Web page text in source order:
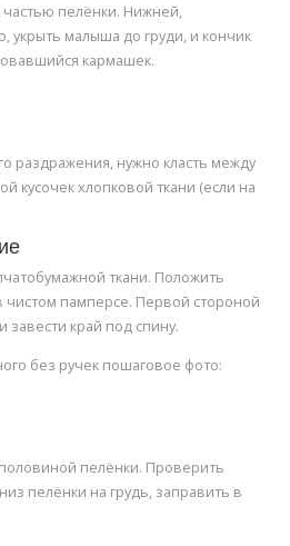
частью пелёнки. Нижней,
укрыть малыша до груди, и кончик
кармашек.
раздражения, нужно класть между
кусочек хлопковой ткани (если на
ткани. Положить
чистом памперсе. Первой стороной
завести край под спину.
без ручек пошаговое фото:
пелёнки. Проверить
пелёнки на грудь, заправить в